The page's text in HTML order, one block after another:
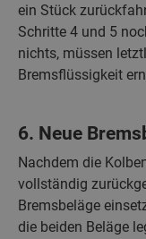
ein Stück
Schritte 4 und 5
nichts, müssen
Bremsflüssigkeit
6. Neue
Nachdem die
vollständig
Bremsbeläge
die beiden Beläge